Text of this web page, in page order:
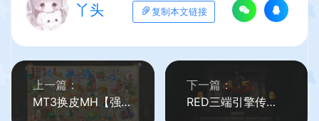
丫头 复制本文链接
上一篇：
MT3换皮MH【强盗西游尊享挂机版】最新整理单机一键即玩镜像端+Linux手工服务端+安卓苹果双端+代理后台+详细搭建教程+全套源码+攻略
下一篇：
RED三端引擎传奇手游【1.76初始版】最新整理WIN系服务端+PC安卓苹果三端+详细搭建教程